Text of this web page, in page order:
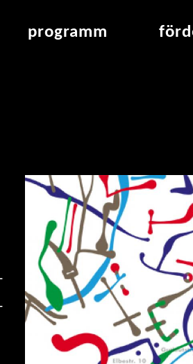
programm